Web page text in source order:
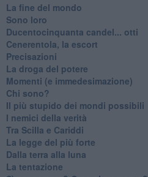
La fine del mondo
Sono loro
Ducentocinquanta candel... otti
Cenerentola, la escort
Precisazioni
La droga del potere
Momenti (e immedesimazione)
Chi sono?
Il più stupido dei mondi possibili
I nemici della verità
Tra Scilla e Cariddi
La legge del più forte
Dalla terra alla luna
La tentazione